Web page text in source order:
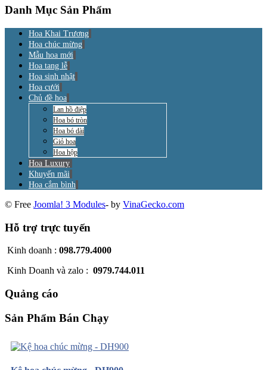
Danh Mục Sản Phẩm
Hoa Khai Trương
Hoa chúc mừng
Mẫu hoa mới
Hoa tang lễ
Hoa sinh nhật
Hoa cưới
Chủ đề hoa
Lan hồ điệp
Hoa bó tròn
Hoa bó dài
Giỏ hoa
Hoa hộp
Hoa Luxury
Khuyến mãi
Hoa cắm bình
© Free Joomla! 3 Modules- by VinaGecko.com
Hỗ trợ trực tuyến
Kinh doanh : 098.779.4000
Kinh Doanh và zalo : 0979.744.011
Quảng cáo
Sản Phẩm Bán Chạy